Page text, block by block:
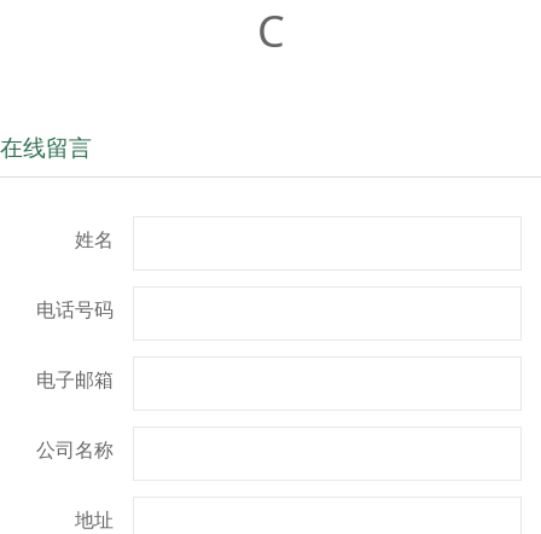
C
在线留言
姓名
电话号码
电子邮箱
公司名称
地址